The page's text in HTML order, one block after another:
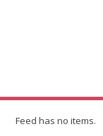
Feed has no items.